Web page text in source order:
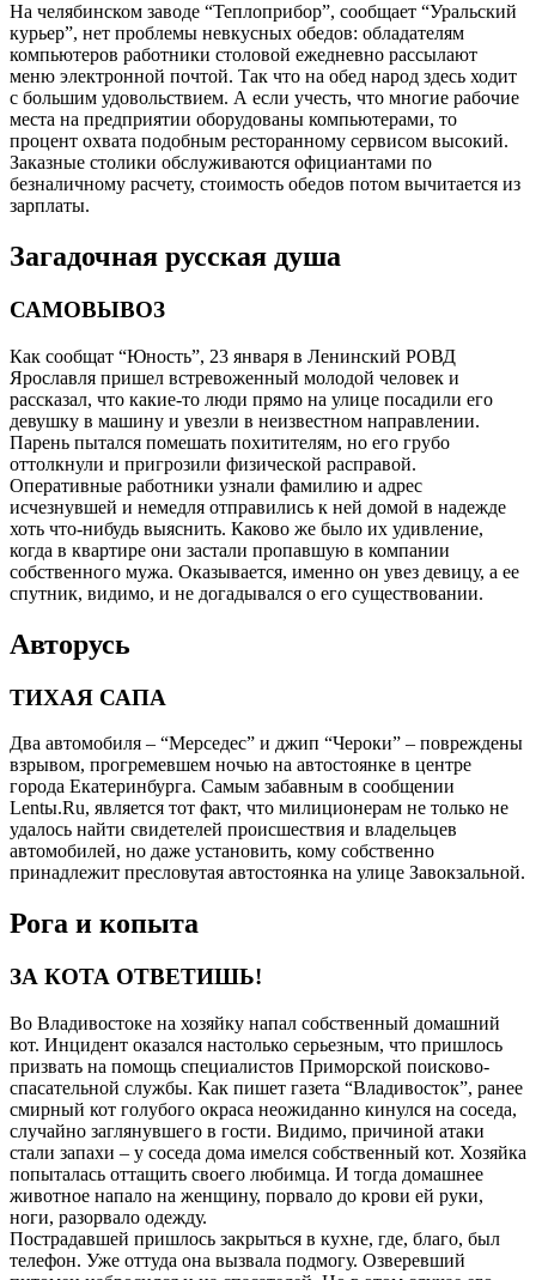
На челябинском заводе “Теплоприбор”, сообщает “Уральский
курьер”, нет проблемы невкусных обедов: обладателям
компьютеров работники столовой ежедневно рассылают
меню электронной почтой. Так что на обед народ здесь ходит
с большим удовольствием. А если учесть, что многие рабочие
места на предприятии оборудованы компьютерами, то
процент охвата подобным ресторанному сервисом высокий.
Заказные столики обслуживаются официантами по
безналичному расчету, стоимость обедов потом вычитается из
зарплаты.
Загадочная русская душа
САМОВЫВОЗ
Как сообщат “Юность”, 23 января в Ленинский РОВД
Ярославля пришел встревоженный молодой человек и
рассказал, что какие-то люди прямо на улице посадили его
девушку в машину и увезли в неизвестном направлении.
Парень пытался помешать похитителям, но его грубо
оттолкнули и пригрозили физической расправой.
Оперативные работники узнали фамилию и адрес
исчезнувшей и немедля отправились к ней домой в надежде
хоть что-нибудь выяснить. Каково же было их удивление,
когда в квартире они застали пропавшую в компании
собственного мужа. Оказывается, именно он увез девицу, а ее
спутник, видимо, и не догадывался о его существовании.
Авторусь
ТИХАЯ САПА
Два автомобиля – “Мерседес” и джип “Чероки” – повреждены
взрывом, прогремевшем ночью на автостоянке в центре
города Екатеринбурга. Самым забавным в сообщении
Lentы.Ru, является тот факт, что милиционерам не только не
удалось найти свидетелей происшествия и владельцев
автомобилей, но даже установить, кому собственно
принадлежит пресловутая автостоянка на улице Завокзальной.
Рога и копыта
ЗА КОТА ОТВЕТИШЬ!
Во Владивостоке на хозяйку напал собственный домашний
кот. Инцидент оказался настолько серьезным, что пришлось
призвать на помощь специалистов Приморской поисково-
спасательной службы. Как пишет газета “Владивосток”, ранее
смирный кот голубого окраса неожиданно кинулся на соседа,
случайно заглянувшего в гости. Видимо, причиной атаки
стали запахи – у соседа дома имелся собственный кот. Хозяйка
попыталась оттащить своего любимца. И тогда домашнее
животное напало на женщину, порвало до крови ей руки,
ноги, разорвало одежду.
Пострадавшей пришлось закрыться в кухне, где, благо, был
телефон. Уже оттуда она вызвала подмогу. Озверевший